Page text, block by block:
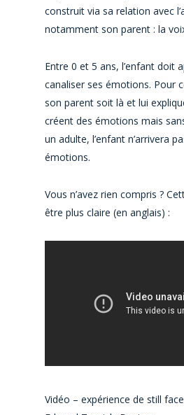
construit via sa relation avec
notamment son parent : la
Entre 0 et 5 ans, l’enfant doit
canaliser ses émotions. Pour
son parent soit là et lui
créent des émotions mais
un adulte, l’enfant n’arrivera
émotions.
Vous n’avez rien compris ?
être plus claire (en anglais) :
Vidéo – expérience de still